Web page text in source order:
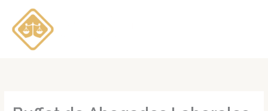
contenido